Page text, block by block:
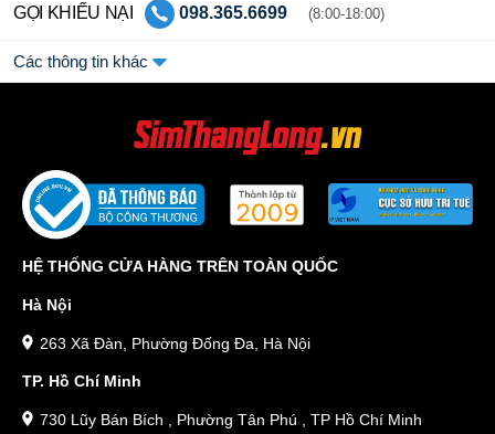
GỌI KHIẾU NẠI 098.365.6699 (8:00-18:00)
Các thông tin khác
HỆ THỐNG CỬA HÀNG TRÊN TOÀN QUỐC
Hà Nội
263 Xã Đàn, Phường Đống Đa, Hà Nội
TP. Hồ Chí Minh
730 Lũy Bán Bích , Phường Tân Phú , TP Hồ Chí Minh